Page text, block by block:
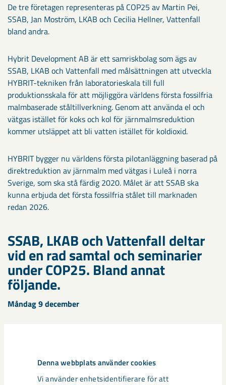
Denna webbplats använder cookies
Vi använder enhetsidentifierare för att
De tre företagen representeras på COP25 av Martin Pei,
SSAB, Jan Moström, LKAB och Cecilia Hellner, Vattenfall
bland andra.
Hybrit Development AB är ett samriskbolag som ägs av
SSAB, LKAB och Vattenfall med målsättningen att utveckla
HYBRIT-tekniken från laboratorieskala till full
produktionsskala för att möjliggöra världens första fossilfria
malmbaserade ståltillverkning. Genom att använda el och
vätgas istället för koks och kol för järnmalmsreduktion
kommer utsläppet att bli vatten istället för koldioxid.
HYBRIT bygger nu världens första pilotanläggning baserad på
direktreduktion av järnmalm med vätgas i Luleå i norra
Sverige, som ska stå färdig 2020. Målet är att SSAB ska
kunna erbjuda det första fossilfria stålet till marknaden
redan 2026.
SSAB, LKAB och Vattenfall deltar
vid en rad samtal och seminarier
under COP25. Bland annat
följande.
Måndag 9 december
Tisdag 10 december